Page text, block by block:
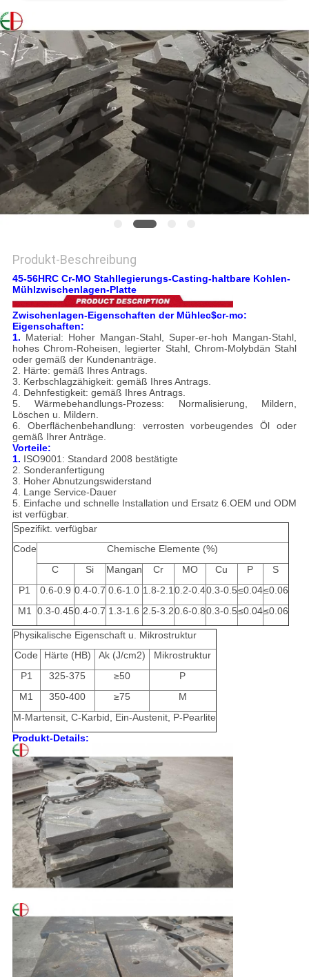
FORDERN
SIE
EIN
ZITAT
SITEMAP
DATENSCHUTZRICHTLINIE
Produkt-Beschreibung
45-56HRC Cr-MO Stahllegierungs-Casting-haltbare Kohlen-
Mühlzwischenlagen-Platte
Zwischenlagen-Eigenschaften der Mühlec$cr-mo:
Eigenschaften:
1. Material: Hoher Mangan-Stahl, Super-er-hoh Mangan-Stahl,
hohes Chrom-Roheisen, legierter Stahl, Chrom-Molybdän Stahl
oder gemäß der Kundenanträge.
2. Härte: gemäß Ihres Antrags.
3. Kerbschlagzähigkeit: gemäß Ihres Antrags.
4. Dehnfestigkeit: gemäß Ihres Antrags.
5. Wärmebehandlungs-Prozess: Normalisierung, Mildern,
Löschen u. Mildern.
6. Oberflächenbehandlung: verrosten vorbeugendes Öl oder
gemäß Ihrer Anträge.
Vorteile:
1. ISO9001: Standard 2008 bestätigte
2. Sonderanfertigung
3. Hoher Abnutzungswiderstand
4. Lange Service-Dauer
5. Einfache und schnelle Installation und Ersatz 6.OEM und ODM
ist verfügbar.
Spezifikt. verfügbar
Code
Chemische Elemente (%)
C
Si Mangan Cr MO Cu P
S
P1
0.6-0.9 0.4-0.7 0.6-1.0 1.8-2.1 0.2-0.40.3-0.5≤0.04≤0.06
M1
0.3-0.450.4-0.7 1.3-1.6 2.5-3.20.6-0.80.3-0.5≤0.04≤0.06
Physikalische Eigenschaft u. Mikrostruktur
Code
Härte (HB) Ak (J/cm2)
Mikrostruktur
P1
325-375 ≥50
P
M1
350-400 ≥75
M
M-Martensit, C-Karbid, Ein-Austenit, P-Pearlite
Produkt-Details: